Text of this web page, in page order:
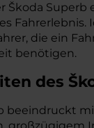
Škoda Superb
Fahrerlebnis.
die ein
benötigen.
des
beeindruckt